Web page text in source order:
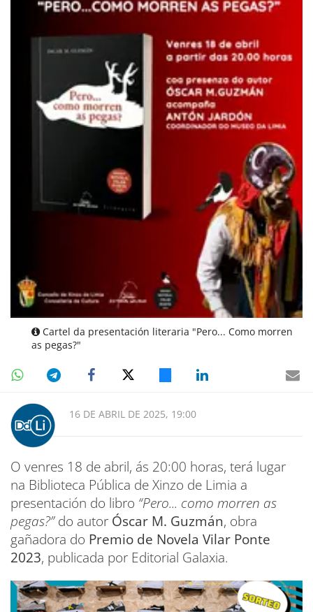
Cartel da presentación literaria "Pero... Como morren
as pegas?"
16 DE ABRIL DE 2025, 19:00
O venres 18 de abril, ás 20:00 horas, terá lugar
na Biblioteca Pública de Xinzo de Limia a
presentación do libro “Pero... como morren as
pegas?”do autor Óscar M. Guzmán, obra
gañadora do Premio de Novela Vilar Ponte
2023, publicada por Editorial Galaxia.